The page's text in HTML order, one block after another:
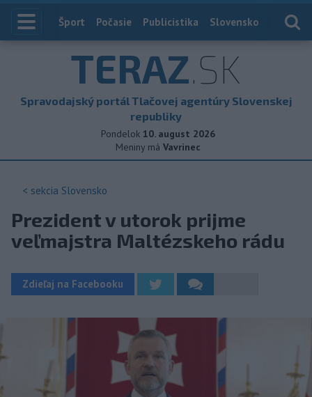
Index
Šport Počasie Publicistika Slovensko
TERAZ.SK
Spravodajský portál Tlačovej agentúry Slovenskej
republiky
Pondelok 10. august 2026
Meniny má Vavrinec
< sekcia Slovensko
Prezident v utorok prijme
veľmajstra Maltézskeho rádu
Zdieľaj na Facebooku